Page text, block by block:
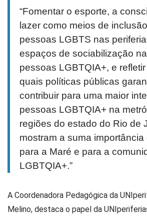
“Fomentar o esporte, a
lazer como meios de
pessoas LGBTS nas
espaços de sociabilização
pessoas LGBTQIA+, e
quais políticas públicas
contribuir para uma maior
pessoas LGBTQIA+ na
regiões do estado do Rio de
mostram a suma
para a Maré e para a
LGBTQIA+.”
A Coordenadora Pedagógica da
Melino, destaca o papel da